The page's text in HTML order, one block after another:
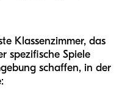
Klassenzimmer, das
spezifische Spiele
schaffen, in der